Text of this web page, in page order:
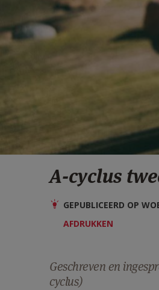
A-cyclus
GEPUBLICEERD OP
AFDRUKKEN
Geschreven en
cyclus)